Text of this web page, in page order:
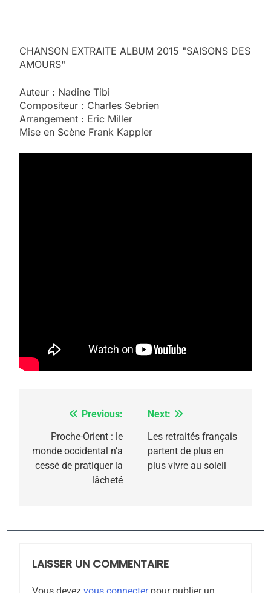
CHANSON EXTRAITE ALBUM 2015 "SAISONS DES
AMOURS"
Auteur : Nadine Tibi
Compositeur : Charles Sebrien
Arrangement : Eric Miller
Mise en Scène Frank Kappler
Navigation
l’article
Previous:
Proche-Orient : le
monde occidental n’a
cessé de pratiquer la
lâcheté
Next:
Les retraités français
partent de plus en
plus vivre au soleil
LAISSER UN COMMENTAIRE
meurtrière selon le
rapport d’ADL contre
FRANCE ISRAÉL
FIÈRE, DIGNE ET RÉSILIENTE :
POURQUOI JE REVENDIQUE
MA JUDAÏTE par Thérèse
Zrihen-Dvir
ISRAÉL JUDAISME
JUDAISME
8